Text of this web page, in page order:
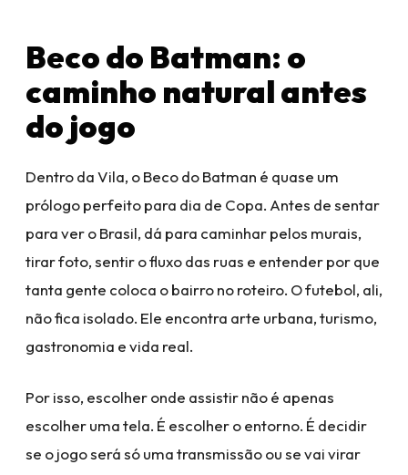
Beco do Batman: o
caminho natural antes
do jogo
Dentro da Vila, o Beco do Batman é quase um
prólogo perfeito para dia de Copa. Antes de sentar
para ver o Brasil, dá para caminhar pelos murais,
tirar foto, sentir o fluxo das ruas e entender por que
tanta gente coloca o bairro no roteiro. O futebol, ali,
não fica isolado. Ele encontra arte urbana, turismo,
gastronomia e vida real.
Por isso, escolher onde assistir não é apenas
escolher uma tela. É escolher o entorno. É decidir
se o jogo será só uma transmissão ou se vai virar